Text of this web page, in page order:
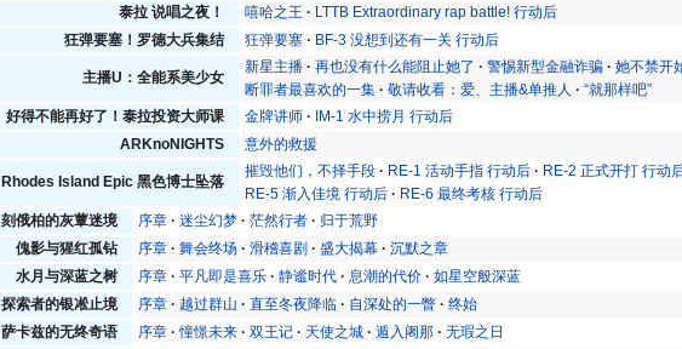
泰拉 说唱之夜！
嘻哈之王
LTTB Extraordinary rap battle! 行动后
狂弹要塞！罗德大兵集结
狂弹要塞 BF-3 没想到还有一关 行动后
主播U：全能系美少女
新星主播 再也没有什么能阻止她了 警惕新型金融诈骗 她不禁开
断罪者最喜欢的一集
敬请收看：爱、主播&单推人
“就那样吧”
好得不能再好了！泰拉投资大师课
金牌讲师
IM-1 水中捞月 行动后
ARKnoNIGHTS
意外的救援
Rhodes Island Epic 黑色博士坠落
摧毁他们，不择手段 RE-1 活动手指 行动后 RE-2 正式开打 行动
RE-5 渐入佳境 行动后
RE-6 最终考核 行动后
刻俄柏的灰蕈迷境 序章 迷尘幻梦 茫然行者
归于荒野
傀影与猩红孤钻
序章 舞会终场 滑稽喜剧 盛大揭幕
沉默之章
水月与深蓝之树
序章 平凡即是喜乐 静谧时代 息潮的代价
如星空般深蓝
探索者的银凇止境
序章 越过群山 直至冬夜降临 自深处的一瞥
终始
萨卡兹的无终奇语
序章 憧憬未来 双王记 天使之城 遁入阇那
无瑕之日